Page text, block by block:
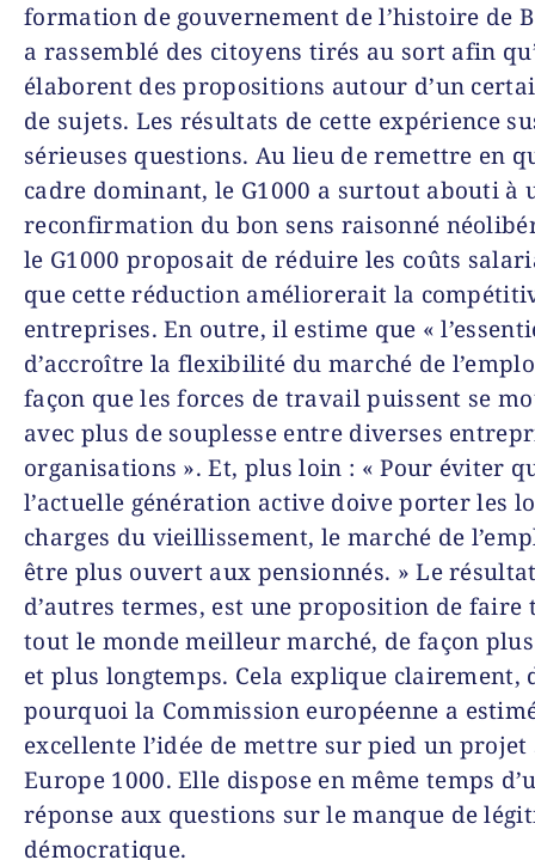
formation de gouvernement de l’histoire de
a rassemblé des citoyens tirés au sort afin
élaborent des propositions autour d’un
de sujets. Les résultats de cette expérience
sérieuses questions. Au lieu de remettre en
cadre dominant, le G1000 a surtout abouti à
reconfirmation du bon sens raisonné
le G1000 proposait de réduire les coûts
que cette réduction améliorerait la
entreprises. En outre, il estime que «
d’accroître la flexibilité du marché de
façon que les forces de travail puissent se
avec plus de souplesse entre diverses
organisations ». Et, plus loin : « Pour éviter
l’actuelle génération active doive porter les
charges du vieillissement, le marché de
être plus ouvert aux pensionnés. » Le
d’autres termes, est une proposition de
tout le monde meilleur marché, de façon
et plus longtemps. Cela explique clairement,
pourquoi la Commission européenne a
excellente l’idée de mettre sur pied un
Europe 1000. Elle dispose en même temps
réponse aux questions sur le manque de
démocratique.